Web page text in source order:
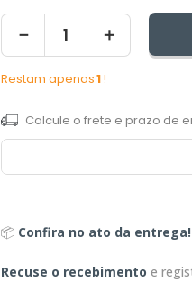
＋
－
Restam apenas1!
📦 Confira no ato da entrega!
Recuse o recebimento e